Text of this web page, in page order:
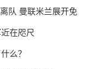
队 曼联米兰展开免
在咫尺
么？